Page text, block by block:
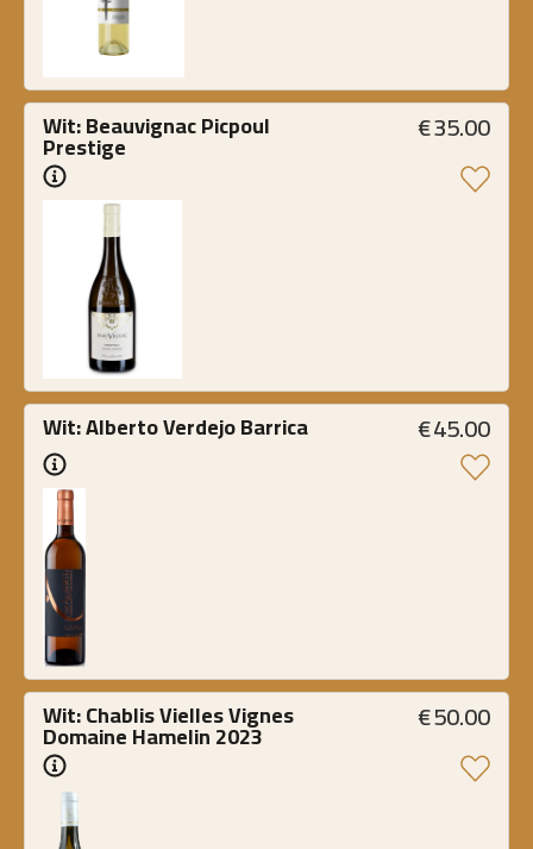
Wit: Beauvignac Picpoul
Prestige €35.00
Wit: Alberto Verdejo Barrica €45.00
Wit: Chablis Vielles Vignes
Domaine Hamelin 2023 €50.00